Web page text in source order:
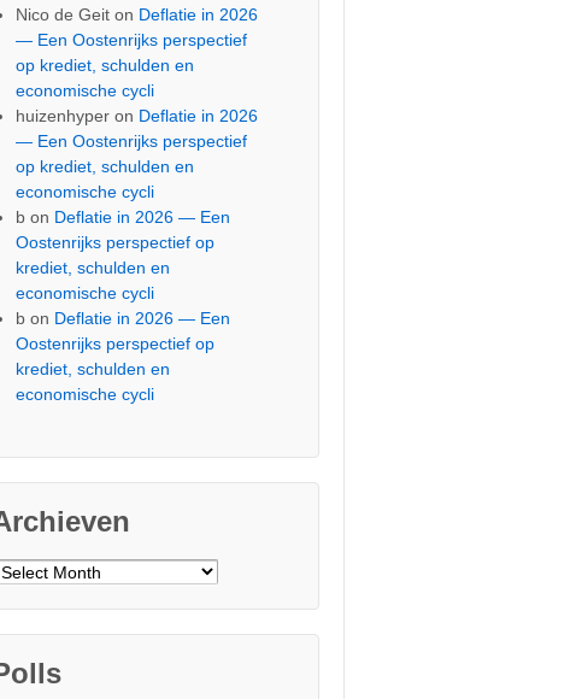
Nico de Geit on Deflatie in 2026
— Een Oostenrijks perspectief
op krediet, schulden en
economische cycli
huizenhyper on Deflatie in 2026
— Een Oostenrijks perspectief
op krediet, schulden en
economische cycli
b on Deflatie in 2026 — Een
Oostenrijks perspectief op
krediet, schulden en
economische cycli
b on Deflatie in 2026 — Een
Oostenrijks perspectief op
krediet, schulden en
economische cycli
Archieven